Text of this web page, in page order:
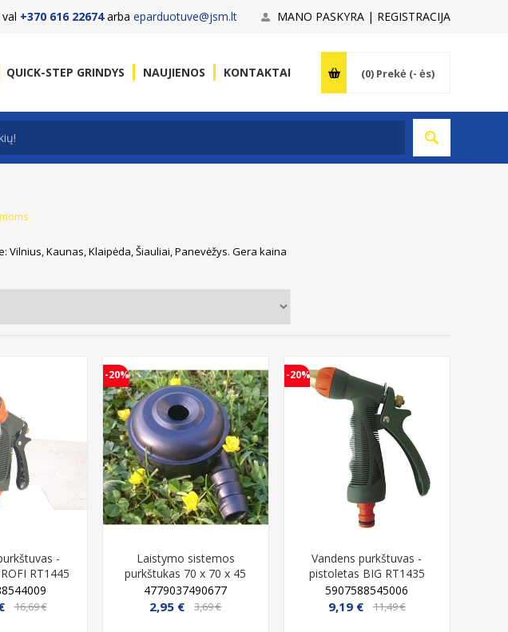
MANO PASKYRA | REGISTRACIJA
+370 616 22674arba eparduotuve@jsm.lt
QUICK-STEP GRINDYS NAUJIENOS KONTAKTAI (0) Prekė (- ės)
Kaunas, Klaipėda, Šiauliai, Panevėžys. Gera kaina
-
RT1445
16,69 €
-20%
Laistymo sistemos
purkštukas 70 x 70 x 45
mm Klasika Spray
4779037490677
2,95 € 3,69 €
-20%
Vandens purkštuvas -
pistoletas BIG RT1435
Vertas
5907588545006
9,19 € 11,49 €